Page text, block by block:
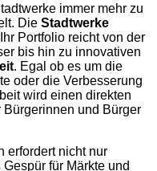
immer mehr zu
Die Stadtwerke
Portfolio reicht von der
bis hin zu innovativen
. Egal ob es um die
oder die Verbesserung
wird einen direkten
und Bürger
erfordert nicht nur
für Märkte und